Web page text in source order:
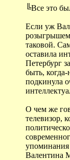
╚Все это
Если уж
таковой.
оставила
Петербург
быть,
подкинула
О чем же
телевизор,
упоминания
Валентина